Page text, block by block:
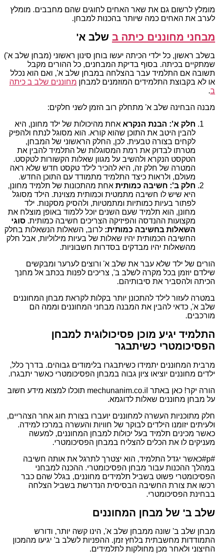
מומלץ לרשום גם את שאר האחים לחוגים שהם מחבבים. מומלץ
לערב את האחים כמה שיותר בהכנות למבחן.
מבחני מחוננים כיתה ב שלב א'
בשלב ראשון, כל ילדי הכיתה יעשו בוחן סינון ראשוני (מבחן שלב א')
שמתקיים בכיתה. בסוף בדיקת המבחנים, כל ההורים מקבל
תשובה אם התלמיד עבר בהצלחה במבחן שלב א', ואם הוא נכלל
או לא בקבוצת התלמידים המוזמנים למבחן מחוננים שלב ב כיתה
ב.
מבנה הבחינה שלב א' מתחלק רוב הזמן לשני חלקים:
חלק א': הבנת הנקרא אחת מהיכולות של ילד מחונן, היא
להבין היטב את התוכן שהוא קורא. הוא מסוגל לנתח ולהפיק
לקחים בצורה טבעית. לכן, החלק הראשוני של המבחן,
מטרתו לבדוק את רמת המסוגלות של התלמיד להבין את
הטקסט הנקרא ולהשיב על מגוון שאלות הקשורות לטקסט.
המטרה של חלק זה, היא להכיר לילד טקסט חדש שלא ראה
מעולם, ולראות כיצד התלמיד מתמודד עם התוכן החדש.
חלק ב': חשיבה כמותית אחת מהתכונות של תלמיד מחונן,
היא שיש לו חשיבה מתמטית וכמותית מצוינת. הילד מסוגל
לפתור בעיות כמותיות ומתמטיות, ולהסיק מסקנות. ילד
מחונן, הוא תלמיד שעם השנים יוכל ללמוד באופן מוצלח את
מקצועות ההנדסה והפיזיקה הצריכים חשיבה כמותית. סוגי
השאלות בחשיבה כמותית: לרוב, השאלות הנשאלות בחלק
החשיבה הכמותית יהיו שאלות של בעיות מילוליות, אבל חלק
מהשאלות יהיו מבדקים בסדרות חשבוניות.
הורים של ילד שלא עבר את שלב א' ורוצים לערער ומבקשים
שילדם יוזמן בכל מקרה לשלב ב', צריכים לפנות בכתב אל מחנך
הכיתה ולהסביר את סיבותיהם.
במטרה לעזור לילד להתכונן יותר בקלות לקראת מבחן המחוננים
שלב א', כדאי להבין את המבנה מבחני המחוננים וממה הם
מורכבים.
התלמיד יגיע מוכן פסיכולוגית למבחן
הפסיכומטרי כשיתבגר
מרבית המחוננים יתמידו כשיתבגרו בלימודים גבוהים. בדרך כלל,
ילדים מחוננים יוציאו ציון גבוה במבחן הפסיכומטרי כאשר יתבגרו.
הורה יקר! כאן באתר mechunanim.co.il תוכלו למצוא מידע חשוב
על מבחן מחוננים שאלות לדוגמא.
חלק מתוכניות העשרה למחוננים יועברו בצורת חוג אחר הצהריים,
ולעיתים יזומנו הילדים לבוקר של חוויות והעשרה במרכז למידה.
כאשר מכינים תלמיד בעל יכולות למבחן המחוננים, למעשה
מעניקים לו את הכלים להצליח במבחן הפסיכומטרי.
#p#כאשר יגדל התלמיד, הוא יצטרך לתרגל את אותה חשיבה
במהלך ההכנות עבור מבחן הפסיכומטרי. ההכנה למבחני
הפסיכומטרי פשוט בשביל תלמידים מחוננים, בגלל שהם כבר
רכשו את צורת החשיבה הבסיסית הנדרשת בשביל הצלחה
בבחינת הפסיכומטרי.
שלב ב' של מבחן המחוננים
מבחן שלב ב' שונה ממבחן שלב א', הינו קשה יותר, ודורש
התמודדות מחשבתית בלחץ זמן. ההפניות לשלב ב' יגיעו מהמכון
החיצוני ולאחר מכן מחולקות לתלמידים.